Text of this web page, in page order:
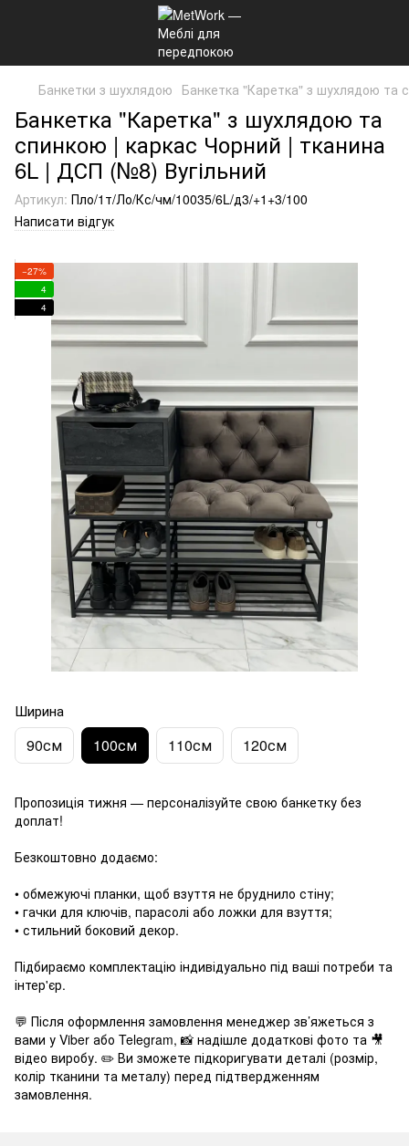
Банкетки з шухлядою Банкетка "Каретка" з шухлядою та
Банкетка "Каретка" з шухлядою та
спинкою | каркас Чорний | тканина
6L | ДСП (№8) Вугільний
Артикул: Пло/1т/Ло/Кс/чм/10035/6L/д3/+1+3/100
Написати відгук
−27%
4
4
Ширина
90см 100см 110см 120см
Пропозиція тижня — персоналізуйте свою банкетку без
доплат!
Безкоштовно додаємо:
• обмежуючі планки, щоб взуття не бруднило стіну;
• гачки для ключів, парасолі або ложки для взуття;
• стильний боковий декор.
Підбираємо комплектацію індивідуально під ваші потреби та
інтер'єр.
💬 Після оформлення замовлення менеджер зв’яжеться з
вами у Viber або Telegram, 📸 надішле додаткові фото та 🎥
відео виробу. ✏️ Ви зможете підкоригувати деталі (розмір,
колір тканини та металу) перед підтвердженням
замовлення.